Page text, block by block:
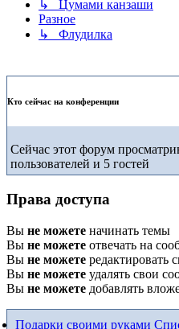
↳ Цумами канзаши
Разное
↳ Флудилка
Кто сейчас на конференции
Сейчас этот форум
пользователей и 5 гостей
Права доступа
Вы не можете начинать темы
Вы не можете отвечать на
Вы не можете редактировать
Вы не можете удалять свои
Вы не можете добавлять
Подарки своими руками